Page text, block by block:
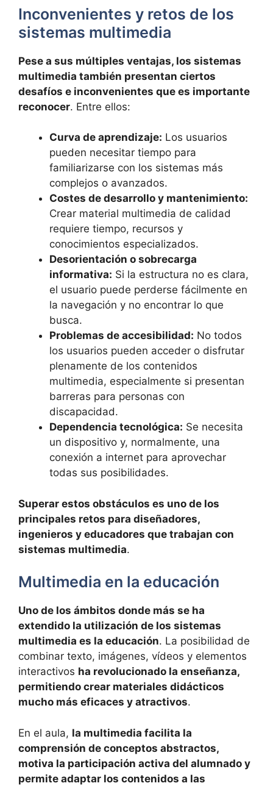
Inconvenientes y retos de los
sistemas multimedia
Pese a sus múltiples ventajas, los sistemas
multimedia también presentan ciertos
desafíos e inconvenientes que es importante
reconocer. Entre ellos:
Curva de aprendizaje: Los usuarios
pueden necesitar tiempo para
familiarizarse con los sistemas más
complejos o avanzados.
Costes de desarrollo y mantenimiento:
Crear material multimedia de calidad
requiere tiempo, recursos y
conocimientos especializados.
Desorientación o sobrecarga
informativa: Si la estructura no es clara,
el usuario puede perderse fácilmente en
la navegación y no encontrar lo que
busca.
Problemas de accesibilidad: No todos
los usuarios pueden acceder o disfrutar
plenamente de los contenidos
multimedia, especialmente si presentan
barreras para personas con
discapacidad.
Dependencia tecnológica: Se necesita
un dispositivo y, normalmente, una
conexión a internet para aprovechar
todas sus posibilidades.
Superar estos obstáculos es uno de los
principales retos para diseñadores,
ingenieros y educadores que trabajan con
sistemas multimedia.
Multimedia en la educación
Uno de los ámbitos donde más se ha
extendido la utilización de los sistemas
multimedia es la educación. La posibilidad de
combinar texto, imágenes, vídeos y elementos
interactivos ha revolucionado la enseñanza,
permitiendo crear materiales didácticos
mucho más eficaces y atractivos.
En el aula, la multimedia facilita la
comprensión de conceptos abstractos,
motiva la participación activa del alumnado y
permite adaptar los contenidos a las